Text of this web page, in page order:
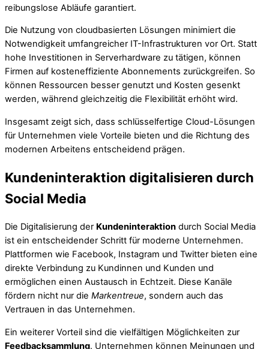
reibungslose Abläufe garantiert.
Die Nutzung von cloudbasierten Lösungen minimiert die
Notwendigkeit umfangreicher IT-Infrastrukturen vor Ort. Statt
hohe Investitionen in Serverhardware zu tätigen, können
Firmen auf kosteneffiziente Abonnements zurückgreifen. So
können Ressourcen besser genutzt und Kosten gesenkt
werden, während gleichzeitig die Flexibilität erhöht wird.
Insgesamt zeigt sich, dass schlüsselfertige Cloud-Lösungen
für Unternehmen viele Vorteile bieten und die Richtung des
modernen Arbeitens entscheidend prägen.
Kundeninteraktion digitalisieren durch
Social Media
Die Digitalisierung der Kundeninteraktion durch Social Media
ist ein entscheidender Schritt für moderne Unternehmen.
Plattformen wie Facebook, Instagram und Twitter bieten eine
direkte Verbindung zu Kundinnen und Kunden und
ermöglichen einen Austausch in Echtzeit. Diese Kanäle
fördern nicht nur die Markentreue, sondern auch das
Vertrauen in das Unternehmen.
Ein weiterer Vorteil sind die vielfältigen Möglichkeiten zur
Feedbacksammlung. Unternehmen können Meinungen und